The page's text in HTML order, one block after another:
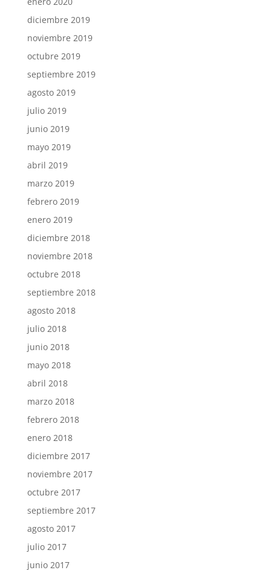
diciembre 2019
noviembre 2019
octubre 2019
septiembre 2019
agosto 2019
julio 2019
junio 2019
mayo 2019
abril 2019
marzo 2019
febrero 2019
enero 2019
diciembre 2018
noviembre 2018
octubre 2018
septiembre 2018
agosto 2018
julio 2018
junio 2018
mayo 2018
abril 2018
marzo 2018
febrero 2018
enero 2018
diciembre 2017
noviembre 2017
octubre 2017
septiembre 2017
agosto 2017
julio 2017
junio 2017